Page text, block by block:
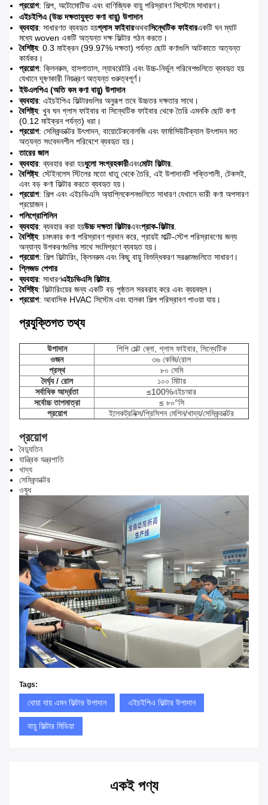
প্রয়োগ: শিল্প, অটোমোটিভ এবং বাণিজ্যিক বায়ু পরিস্রাবণ সিস্টেমে সাধারণ।
এইচইপিএ (উচ্চ দক্ষতাযুক্ত কণা বায়ু) উপাদান
ব্যবহার: সাধারণত ব্যবহৃত হয়গ্লাস ফাইবারঅথবাসিন্থেটিক ফাইবারএকটি ঘন ম্যাট
মধ্যে woven একটি অত্যন্ত দক্ষ ফিল্টার গঠন করতে।
বৈশিষ্ট্য: 0.3 মাইক্রন (99.97% দক্ষতা) পর্যন্ত ছোট কণাগুলি আটকাতে অত্যন্ত
কার্যকর।
প্রয়োগ: ক্লিনরুম, হাসপাতাল, ল্যাবরেটরি এবং উচ্চ-নির্ভুল পরিবেশগুলিতে ব্যবহৃত হয়
যেখানে দূষণকারী নিয়ন্ত্রণ অত্যন্ত গুরুত্বপূর্ণ।
ইউএলপিএ (অতি কম কণা বায়ু) উপাদান
ব্যবহার: এইচইপিএ ফিল্টারগুলির অনুরূপ তবে উচ্চতর দক্ষতার সাথে।
বৈশিষ্ট্য: খুব ঘন গ্লাস ফাইবার বা সিন্থেটিক ফাইবার থেকে তৈরি এমনকি ছোট কণা
(0.12 মাইক্রন পর্যন্ত) ধরা।
প্রয়োগ: সেমিকন্ডাক্টর উৎপাদন, বায়োটেকনোলজি এবং ফার্মাসিউটিক্যাল উৎপাদন মত
অত্যন্ত সংবেদনশীল পরিবেশে ব্যবহৃত হয়।
তারের জাল
ব্যবহার: ব্যবহার করা হয়ধুলো সংগ্রহকারীএবংমোটা ফিল্টার.
বৈশিষ্ট্য: স্টেইনলেস স্টিলের মতো ধাতু থেকে তৈরি, এই উপাদানটি শক্তিশালী, টেকসই,
এবং বড় কণা ফিল্টার করতে ব্যবহৃত হয়।
প্রয়োগ: শিল্প এবং এইচভিএসি অ্যাপ্লিকেশনগুলিতে সাধারণ যেখানে ভারী কণা অপসারণ
প্রয়োজন।
পলিপ্রোপিলিন
ব্যবহার: ব্যবহার করা হয়উচ্চ দক্ষতা ফিল্টারএবংপ্রাক-ফিল্টার.
বৈশিষ্ট্য: চমৎকার কণা পরিস্রাবণ প্রদান করে, প্রায়ই মাল্টি-স্টেপ পরিস্রাবণের জন্য
অন্যান্য উপকরণগুলির সাথে সংমিশ্রণে ব্যবহৃত হয়।
প্রয়োগ: শিল্প ফিল্টারিং, ক্লিনরুম এবং কিছু বায়ু বিশুদ্ধিকরণ সরঞ্জামগুলিতে সাধারণ।
প্লিজড পেপার
ব্যবহার: সাধারণএইচভিএসি ফিল্টার.
বৈশিষ্ট্য: ফিল্টারিংয়ের জন্য একটি বড় পৃষ্ঠতল সরবরাহ করে এবং ব্যয়বহুল।
প্রয়োগ: আবাসিক HVAC সিস্টেম এবং হালকা শিল্প পরিস্রাবণ পাওয়া যায়।
প্রযুক্তিগত তথ্য
উপাদান
পিপি মেল্ট ব্লো, গ্লাস ফাইবার, সিন্থেটিক
ওজন
৩৬ কেজি/রোল
প্রস্থ
৮০ সেমি
দৈর্ঘ্য / রোল
১০০ মিটার
সর্বাধিক আর্দ্রতা
≤100%এইচআর
সর্বোচ্চ তাপমাত্রা
≤ ৮০°সি
প্রয়োগ
ইলেকট্রনিক্স/প্রিসিশন মেশিন/খাদ্য/সেমিকন্ডাক্টর
প্রয়োগ
বৈদ্যুতিন
যান্ত্রিক যন্ত্রপাতি
খাদ্য
সেমিকন্ডাক্টর
ওষুধ
Tags:
ধোয়া যায় এমন ফিল্টার উপাদান এইচইপিএ ফিল্টার উপাদান
বায়ু ফিল্টার মিডিয়া
একই পণ্য